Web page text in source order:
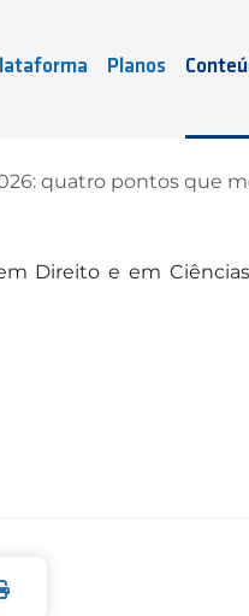
Planos
quatro pontos que
Direito e em